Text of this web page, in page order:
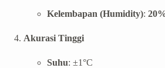
Kelembapan (Humidity):
Akurasi Tinggi
Suhu: ±1°C